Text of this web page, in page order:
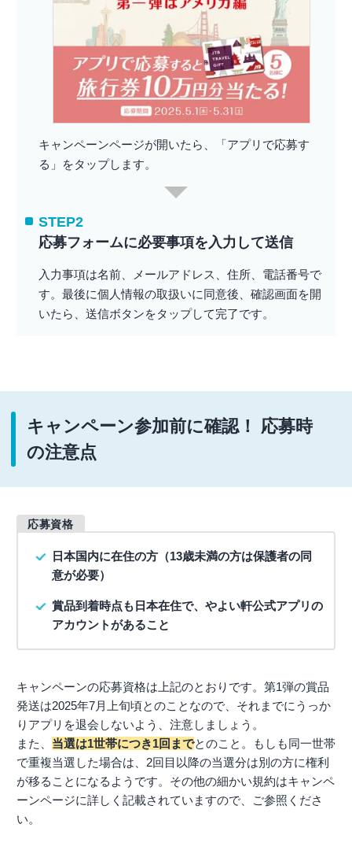
キャンペーンページが開いたら、「アプリで応募す
る」をタップします。
STEP2
応募フォームに必要事項を入力して送信
入力事項は名前、メールアドレス、住所、電話番号で
す。最後に個人情報の取扱いに同意後、確認画面を開
いたら、送信ボタンをタップして完了です。
キャンペーン参加前に確認！ 応募時
の注意点
応募資格
日本国内に在住の方（13歳未満の方は保護者の同
意が必要）
賞品到着時点も日本在住で、やよい軒公式アプリの
アカウントがあること
キャンペーンの応募資格は上記のとおりです。第1弾の賞品
発送は2025年7月上旬頃とのことなので、それまでにうっか
りアプリを退会しないよう、注意しましょう。
また、 当選は1世帯につき1回までとのこと。もしも同一世帯
で重複当選した場合は、2回目以降の当選分は別の方に権利
が移ることになるようです。その他の細かい規約はキャンペ
ーンページに詳しく記載されていますので、ご参照くださ
い。